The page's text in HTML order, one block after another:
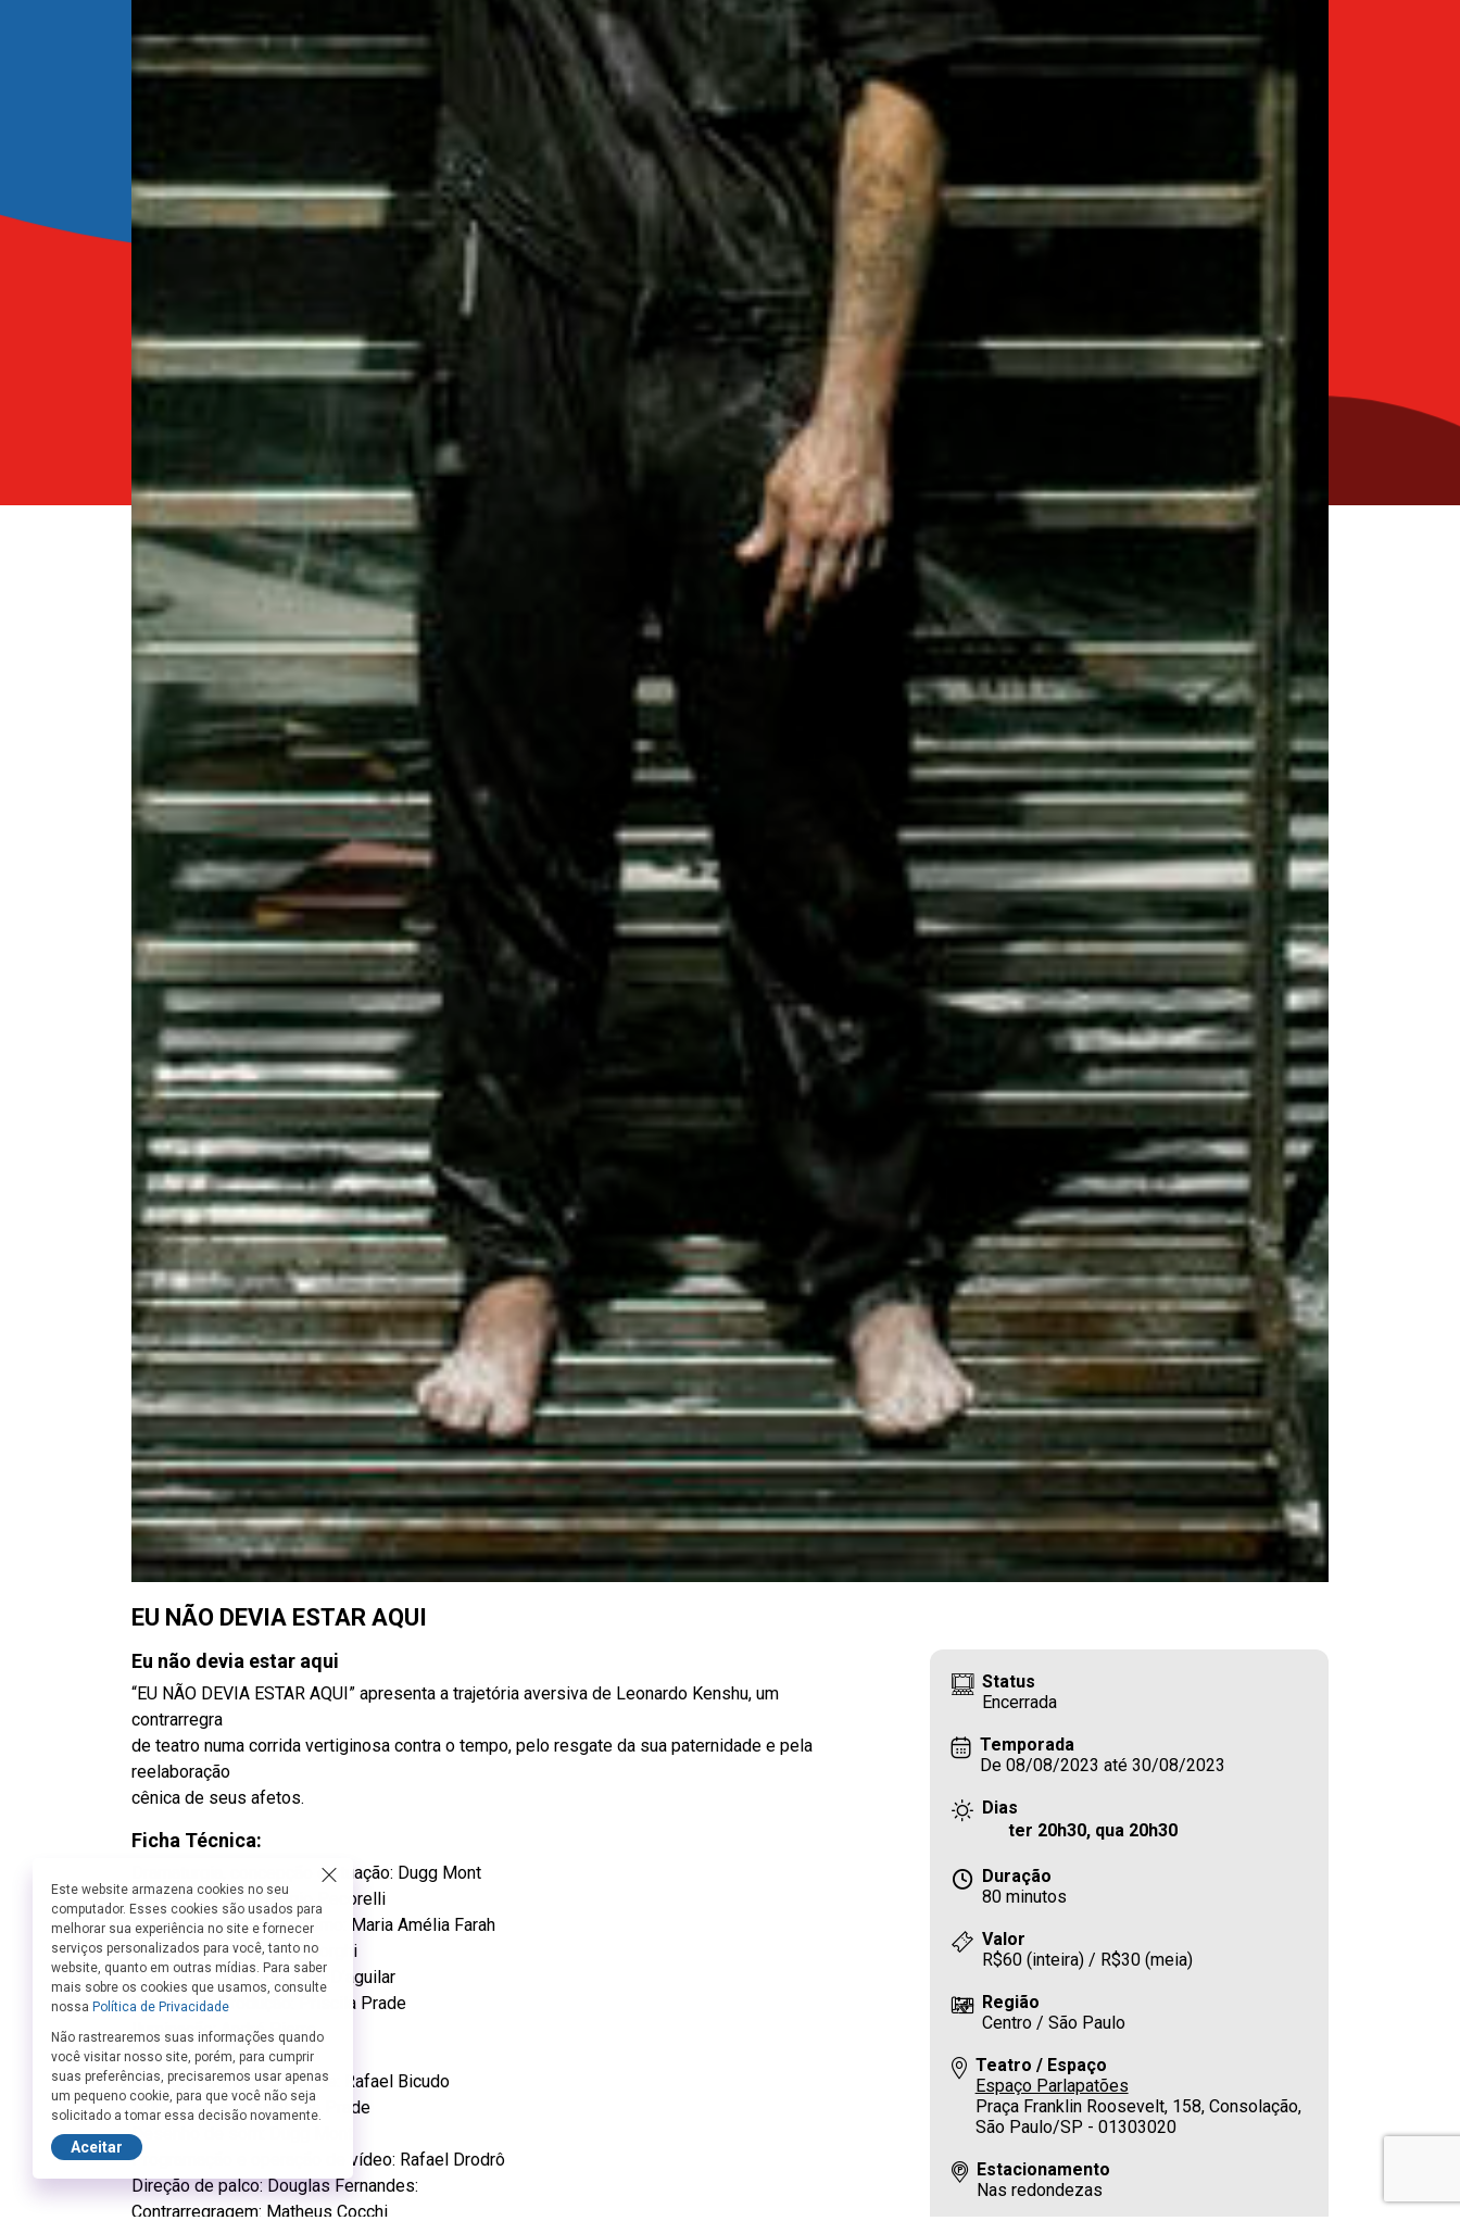
EU NÃO DEVIA ESTAR AQUI
Eu não devia estar aqui
“EU NÃO DEVIA ESTAR AQUI” apresenta a trajetória aversiva de Leonardo Kenshu, um
contrarregra
de teatro numa corrida vertiginosa contra o tempo, pelo resgate da sua paternidade e pela
reelaboração
cênica de seus afetos.
Ficha Técnica:
Dramaturgia, concepção e atuação: Dugg Mont
Direção Artística: Biagio Pecorelli
Provocação/dramaturgismo: Maria Amélia Farah
Preparação de Ator: Lu Borghi
Orientação de corpo: Caio D’aguilar
Direção de Produção: Priscila Prade
Iluminação: André Pierre
Figurino: Karen Brusttolin
Cenografia/Direção de arte: Rafael Bicudo
Trilha sonora original: Alê Prade
Desenho de som: Dugg Mont
Programação e operação de vídeo: Rafael Drodrô
Direção de palco: Douglas Fernandes:
Contrarregragem: Matheus Cocchi
Status
Encerrada
Temporada
De 08/08/2023 até 30/08/2023
Dias
ter 20h30, qua 20h30
Duração
80 minutos
Valor
R$60 (inteira) / R$30 (meia)
Região
Centro / São Paulo
Teatro / Espaço
Espaço Parlapatões
Praça Franklin Roosevelt, 158, Consolação,
São Paulo/SP - 01303020
Estacionamento
Nas redondezas
Este website armazena cookies no seu
computador. Esses cookies são usados para
melhorar sua experiência no site e fornecer
serviços personalizados para você, tanto no
website, quanto em outras mídias. Para saber
mais sobre os cookies que usamos, consulte
nossa Política de Privacidade
Não rastrearemos suas informações quando
você visitar nosso site, porém, para cumprir
suas preferências, precisaremos usar apenas
um pequeno cookie, para que você não seja
solicitado a tomar essa decisão novamente.
Aceitar